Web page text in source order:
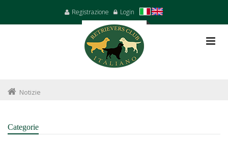
Registrazione Login
Notizie
Categorie